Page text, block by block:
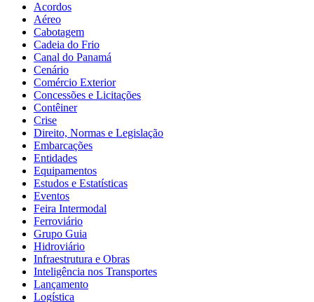
Acordos
Aéreo
Cabotagem
Cadeia do Frio
Canal do Panamá
Cenário
Comércio Exterior
Concessões e Licitações
Contêiner
Crise
Direito, Normas e Legislação
Embarcações
Entidades
Equipamentos
Estudos e Estatísticas
Eventos
Feira Intermodal
Ferroviário
Grupo Guia
Hidroviário
Infraestrutura e Obras
Inteligência nos Transportes
Lançamento
Logística